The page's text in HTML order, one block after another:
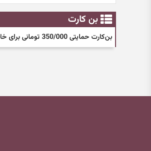
بن کارت
بن‌کارت حمایتی 350/000 تومانی برای خانوارهای دهک 1 تا 3 +نحوه دریافت